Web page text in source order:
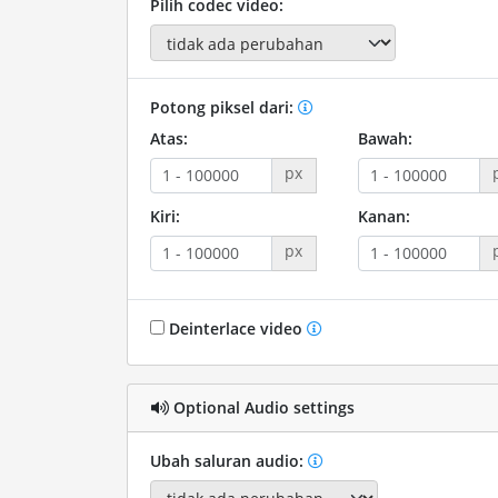
Pilih codec video:
Potong piksel dari:
Atas:
px
Bawah:
Kiri:
px
Kanan:
Deinterlace video
Optional Audio settings
Ubah saluran audio: